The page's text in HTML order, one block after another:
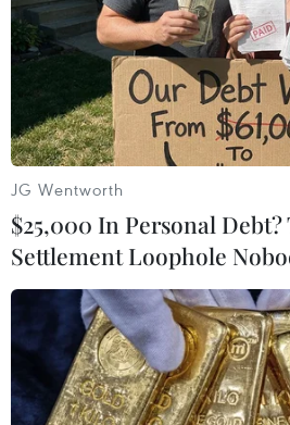
Bộ Y tế Bỉ ghi nhận ca
đầu tiên ở phụ nữ
JG Wentworth
$25,000 In Personal Debt?
Settlement Loophole